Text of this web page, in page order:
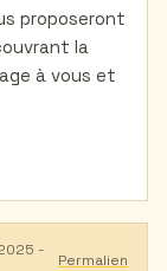
proposeront
la
à vous et
-
Permalien